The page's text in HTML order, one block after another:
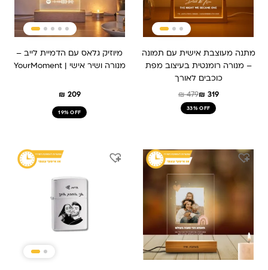
מתנה מעוצבת אישית עם תמונה
– מנורה רומנטית בעיצוב מפת
כוכבים לאורך
₪479₪ 319
33% OFF
מיוזיק גלאס עם הדמיית לייב –
מנורה ושיר אישי | YourMoment
₪ 209
19% OFF
המחיר
המחיר
₪ 179.